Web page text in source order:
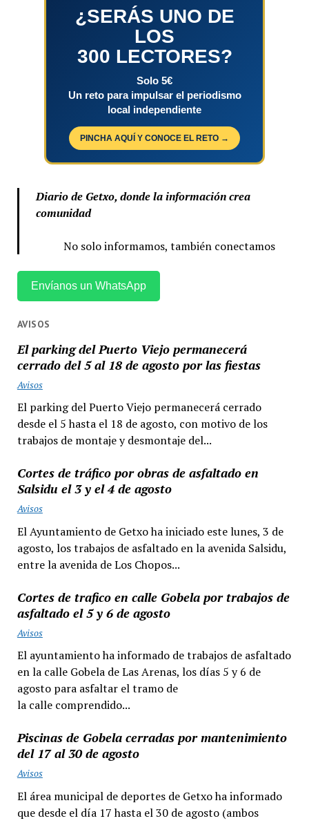
¿SERÁS UNO DE
LOS
300 LECTORES?
Solo 5€
Un reto para impulsar el periodismo
local independiente
PINCHA AQUÍ Y CONOCE EL RETO →
Diario de Getxo, donde la información crea
comunidad
No solo informamos, también conectamos
Envíanos un WhatsApp
AVISOS
El parking del Puerto Viejo permanecerá
cerrado del 5 al 18 de agosto por las fiestas
Avisos
El parking del Puerto Viejo permanecerá cerrado
desde el 5 hasta el 18 de agosto, con motivo de los
trabajos de montaje y desmontaje del...
Cortes de tráfico por obras de asfaltado en
Salsidu el 3 y el 4 de agosto
Avisos
El Ayuntamiento de Getxo ha iniciado este lunes, 3 de
agosto, los trabajos de asfaltado en la avenida Salsidu,
entre la avenida de Los Chopos...
Cortes de trafico en calle Gobela por trabajos de
asfaltado el 5 y 6 de agosto
Avisos
El ayuntamiento ha informado de trabajos de asfaltado
en la calle Gobela de Las Arenas, los días 5 y 6 de
agosto para asfaltar el tramo de
la calle comprendido...
Piscinas de Gobela cerradas por mantenimiento
del 17 al 30 de agosto
Avisos
El área municipal de deportes de Getxo ha informado
que desde el día 17 hasta el 30 de agosto (ambos